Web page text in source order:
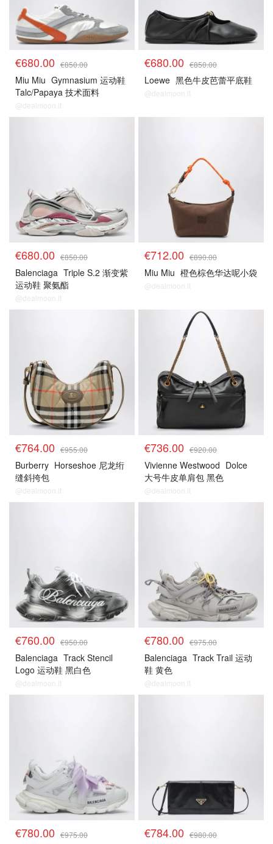
€680.00 €850.00
Miu Miu Gymnasium 运动鞋
Talc/Papaya 技术面料
@dealmoon.it
€680.00 €850.00
Loewe 黑色牛皮芭蕾平底鞋
@dealmoon.it
€680.00 €850.00
Balenciaga Triple S.2 渐变紫
运动鞋 聚氨酯
@dealmoon.it
€712.00 €890.00
Miu Miu 橙色棕色华达呢小袋
@dealmoon.it
€764.00 €955.00
Burberry Horseshoe 尼龙绗
缝斜挎包
@dealmoon.it
€736.00 €920.00
Vivienne Westwood Dolce
大号牛皮单肩包 黑色
@dealmoon.it
€760.00 €950.00
Balenciaga Track Stencil
Logo 运动鞋 黑白色
@dealmoon.it
€780.00 €975.00
Balenciaga Track Trail 运动
鞋 黄色
@dealmoon.it
€780.00 €975.00 €784.00 €980.00